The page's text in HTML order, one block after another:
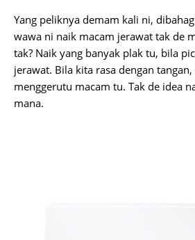
Yang peliknya demam kali ni,
wawa ni naik macam jerawat tak de
tak? Naik yang banyak plak tu, bila
jerawat. Bila kita rasa dengan
menggerutu macam tu. Tak de idea
mana.